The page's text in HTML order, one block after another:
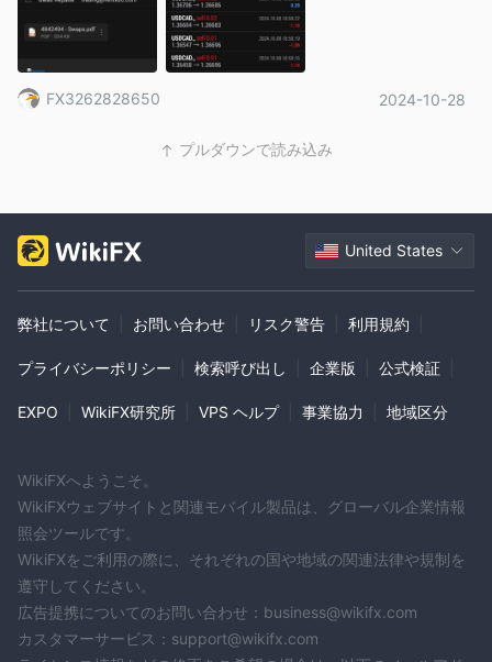
FX3262828650 2024-10-28
プルダウンで読み込み
United States
弊社について お問い合わせ リスク警告 利用規約
プライバシーポリシー 検索呼び出し 企業版 公式検証
EXPO WikiFX研究所 VPS ヘルプ 事業協力 地域区分
WikiFXへようこそ。
WikiFXウェブサイトと関連モバイル製品は、グローバル企業情報
照会ツールです。
WikiFXをご利用の際に、それぞれの国や地域の関連法律や規制を
遵守してください。
広告提携についてのお問い合わせ：business@wikifx.com
カスタマーサービス：support@wikifx.com